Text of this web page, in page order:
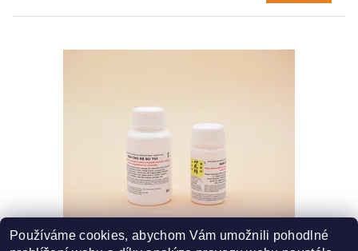
24 - HAN CHU RE BU TUI
Používáme cookies, abychom Vám umožnili pohodlné